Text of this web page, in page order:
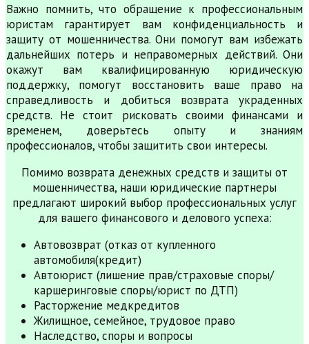
Важно помнить, что обращение к профессиональным
юристам гарантирует вам конфиденциальность и
защиту от мошенничества. Они помогут вам избежать
дальнейших потерь и неправомерных действий. Они
окажут вам квалифицированную юридическую
поддержку, помогут восстановить ваше право на
справедливость и добиться возврата украденных
средств. Не стоит рисковать своими финансами и
временем, доверьтесь опыту и знаниям
профессионалов, чтобы защитить свои интересы.
Помимо возврата денежных средств и защиты от
мошенничества, наши юридические партнеры
предлагают широкий выбор профессиональных услуг
для вашего финансового и делового успеха:
Автовозврат (отказ от купленного
автомобиля(кредит)
Автоюрист (лишение прав/страховые споры/
каршеринговые споры/юрист по ДТП)
Расторжение медкредитов
Жилищное, семейное, трудовое право
Наследство, споры и вопросы